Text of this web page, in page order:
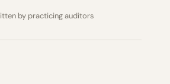
by practicing auditors